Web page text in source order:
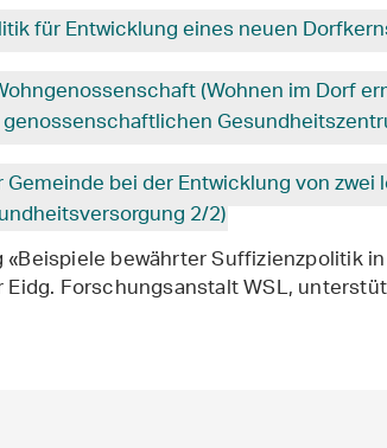
für Entwicklung eines neuen
(Wohnen im Dorf
bei der Entwicklung von zwei
2/2)
bewährter Suffizienzpolitik
Forschungsanstalt WSL,